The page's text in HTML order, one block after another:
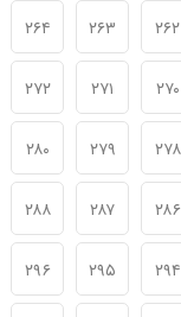
۲۶۲ ۲۶۳ ۲۶۴
۲۷۰ ۲۷۱ ۲۷۲
۲۷۸ ۲۷۹ ۲۸۰
۲۸۶ ۲۸۷ ۲۸۸
۲۹۴ ۲۹۵ ۲۹۶